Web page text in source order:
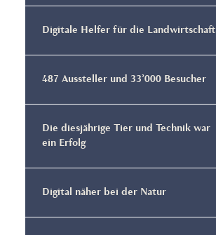
Digitale Helfer für die Landwirtschaft
487 Aussteller und 33’000 Besucher
Die diesjährige Tier und Technik war
ein Erfolg
Digital näher bei der Natur